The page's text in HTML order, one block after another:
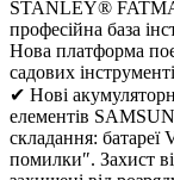
STANLEY®
професійна база
Нова платформа
садових
✔ Нові
елементів
складання:
помилки″. Захист